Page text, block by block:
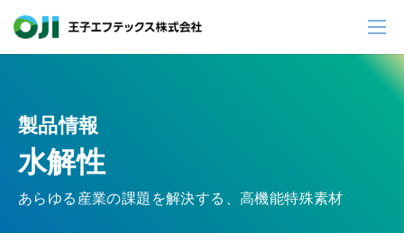
製品情報
水解性
あらゆる産業の課題を解決する、高機能特殊素材